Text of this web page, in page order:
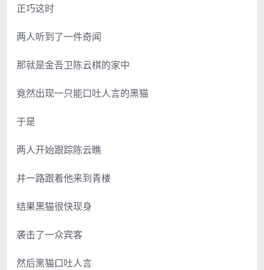
正巧这时
两人听到了一件奇闻
那就是金吾卫陈云棋的家中
竟然出现一只能口吐人言的黑猫
于是
两人开始跟踪陈云瞧
并一路跟着他来到青楼
结果黑猫很快现身
袭击了一众宾客
然后黑猫口吐人言